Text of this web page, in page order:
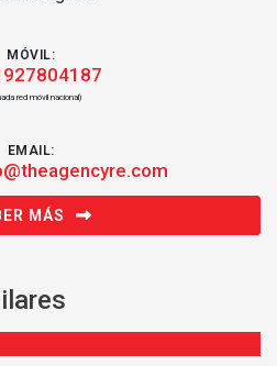
MÓVIL:
red móvil nacional)
EMAIL:
MÁS